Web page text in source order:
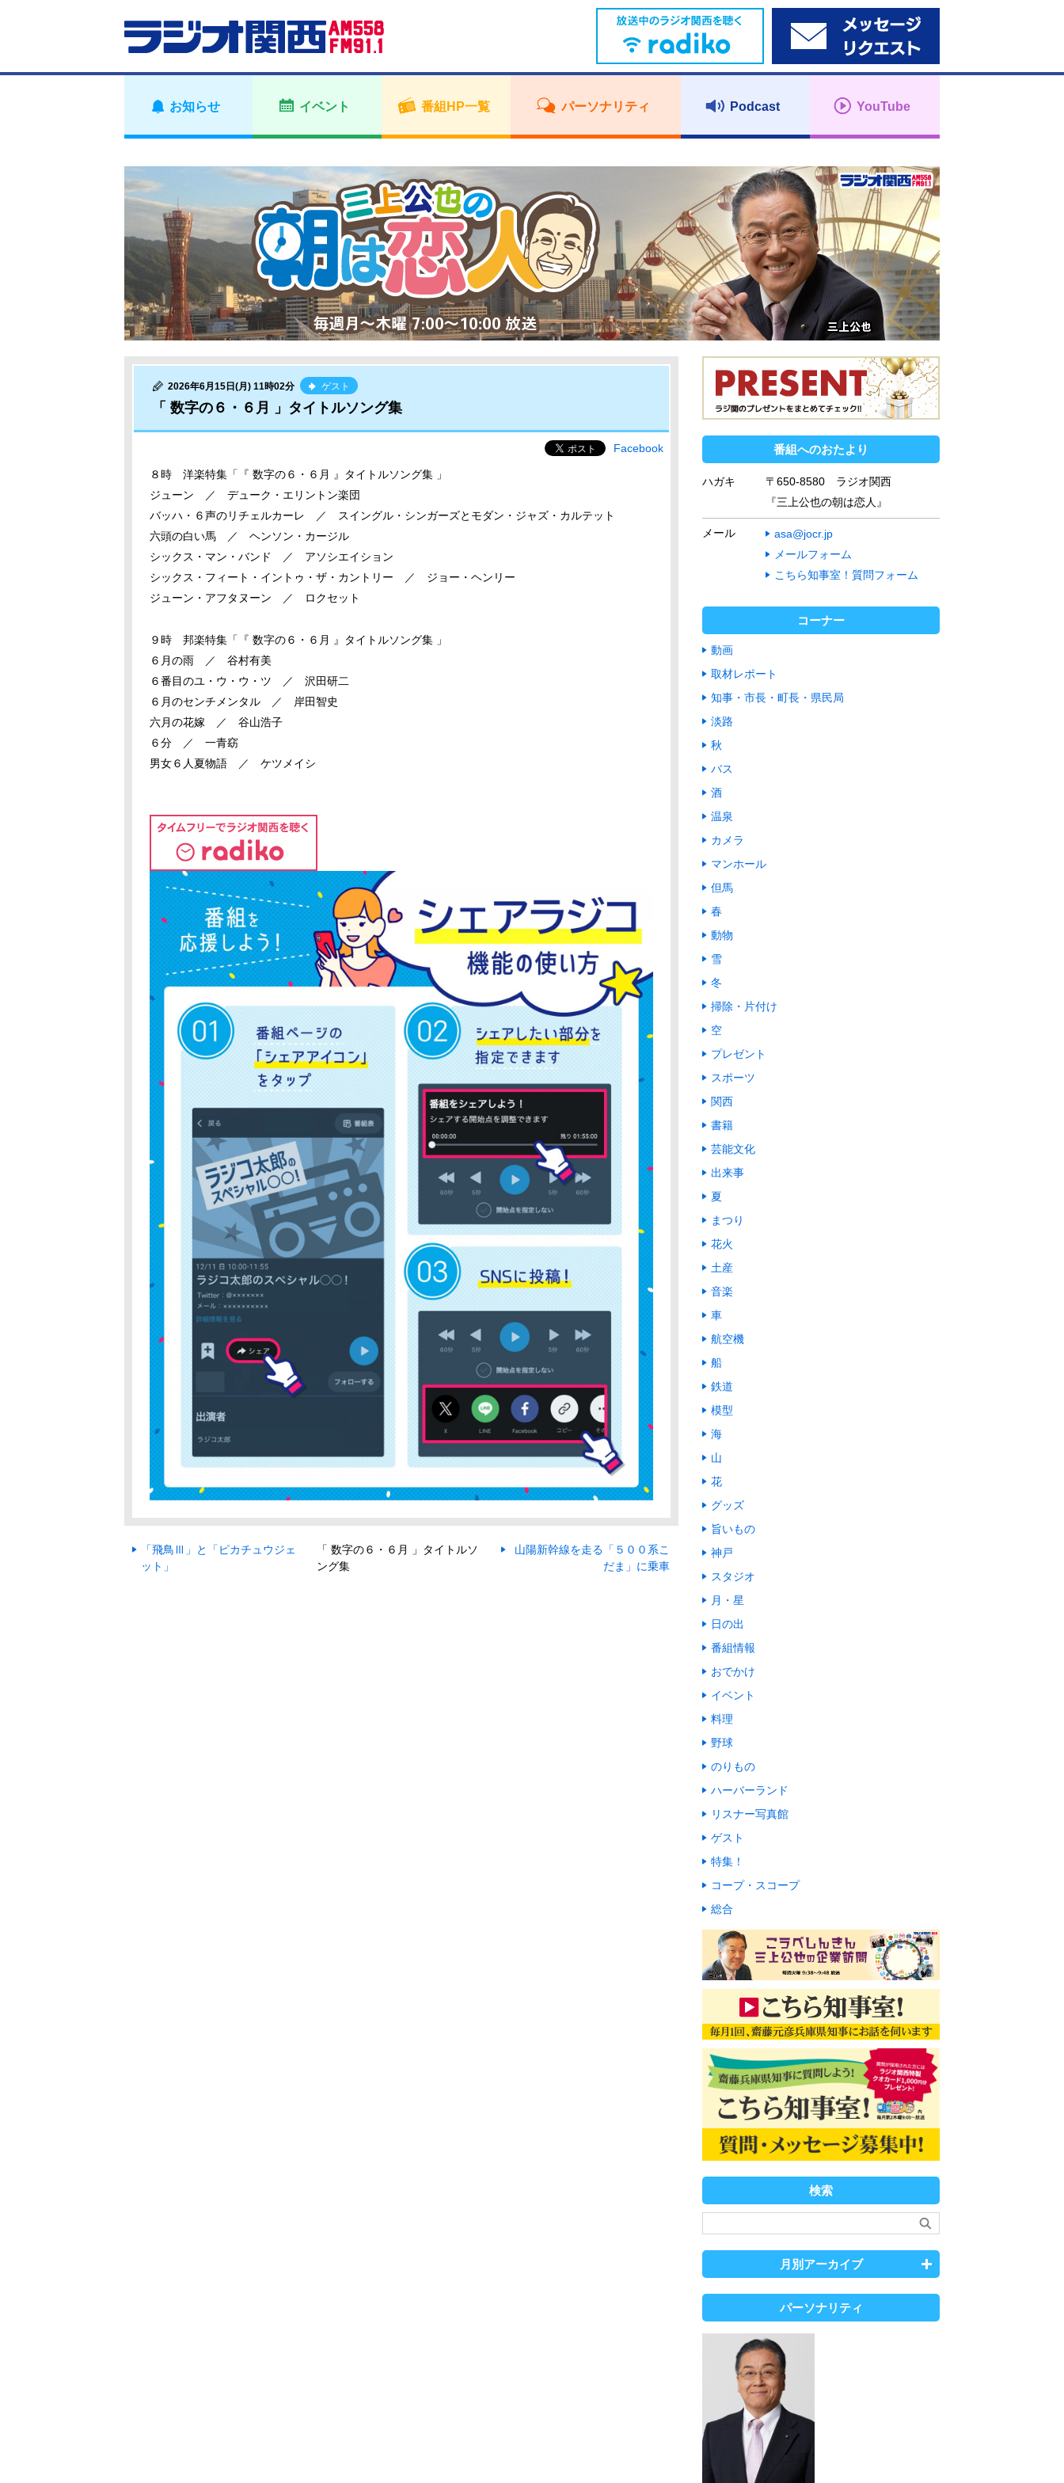
お知らせ イベント 番組HP一覧 パーソナリティ Podcast YouTube
2026年6月15日(月) 11時02分 ゲスト
「 数字の６・６月 」タイトルソング集
Facebook
８時 洋楽特集「『 数字の６・６月 』タイトルソング集 」
ジューン ／ デューク・エリントン楽団
バッハ・６声のリチェルカーレ ／ スイングル・シンガーズとモダン・ジャズ・カルテット
六頭の白い馬 ／ ヘンソン・カージル
シックス・マン・バンド ／ アソシエイション
シックス・フィート・イントゥ・ザ・カントリー ／ ジョー・ヘンリー
ジューン・アフタヌーン ／ ロクセット
９時 邦楽特集「『 数字の６・６月 』タイトルソング集 」
６月の雨 ／ 谷村有美
６番目のユ・ウ・ウ・ツ ／ 沢田研二
６月のセンチメンタル ／ 岸田智史
六月の花嫁 ／ 谷山浩子
６分 ／ 一青窈
男女６人夏物語 ／ ケツメイシ
「飛鳥Ⅲ」と「ピカチュウジェ
ット」
「 数字の６・６月 」タイトルソ
ング集
山陽新幹線を走る「５００系こ
だま」に乗車
番組へのおたより
ハガキ
〒650-8580 ラジオ関西
『三上公也の朝は恋人』
メール
asa@jocr.jp
メールフォーム
こちら知事室！質問フォーム
コーナー
動画
取材レポート
知事・市長・町長・県民局
淡路
秋
バス
酒
温泉
カメラ
マンホール
但馬
春
動物
雪
冬
掃除・片付け
空
プレゼント
スポーツ
関西
書籍
芸能文化
出来事
夏
まつり
花火
土産
音楽
車
航空機
船
鉄道
模型
海
山
花
グッズ
旨いもの
神戸
スタジオ
月・星
日の出
番組情報
おでかけ
イベント
料理
野球
のりもの
ハーバーランド
リスナー写真館
ゲスト
特集！
コープ・スコープ
総合
検索
月別アーカイブ
パーソナリティ